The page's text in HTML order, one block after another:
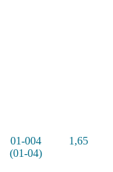
01-004
(01-04)
1,65